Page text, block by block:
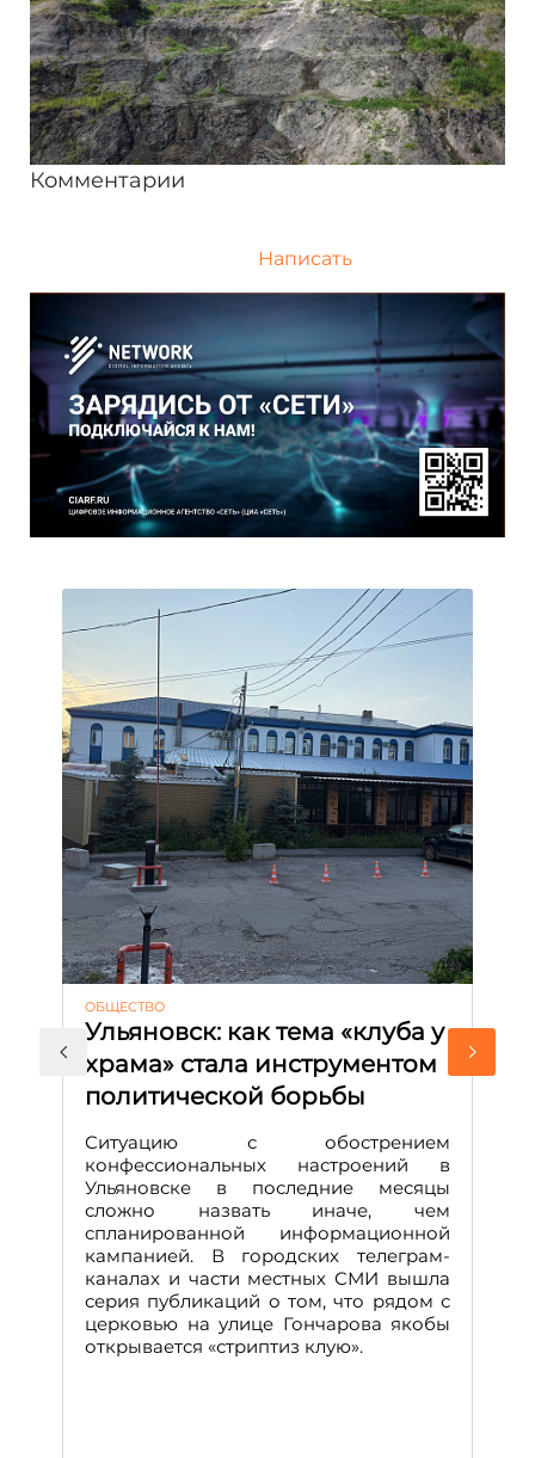
Комментарии
Написать
ОБЩЕСТВО
Ульяновск: как тема «клуба у
храма» стала инструментом
политической борьбы
Ситуацию с обострением
конфессиональных настроений в
Ульяновске в последние месяцы
сложно назвать иначе, чем
спланированной информационной
кампанией. В городских телеграм-
каналах и части местных СМИ вышла
серия публикаций о том, что рядом с
церковью на улице Гончарова якобы
открывается «стриптиз клую».